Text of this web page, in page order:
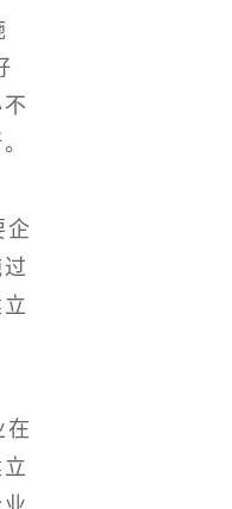
企
在